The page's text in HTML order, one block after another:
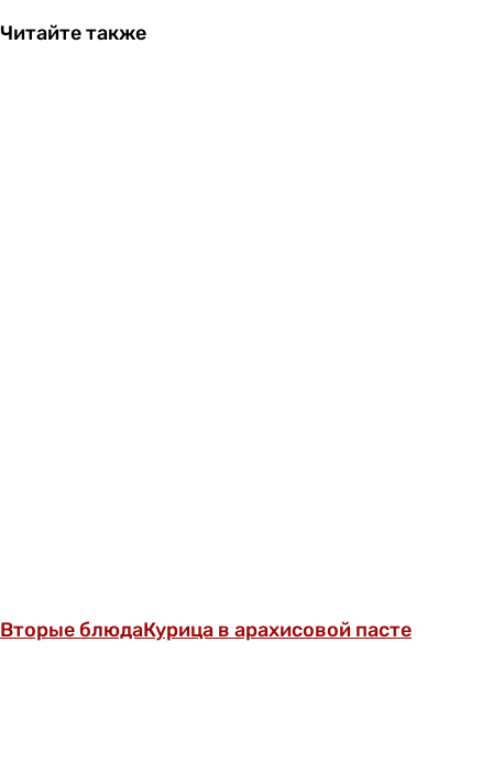
Читайте также
Вторые блюдаКурица в арахисовой пасте